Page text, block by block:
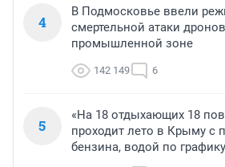
4
В Подмосковье ввели
смертельной атаки
промышленной зоне
142 149 6
5
«На 18 отдыхающих 18
проходит лето в Крыму с
бензина, водой по